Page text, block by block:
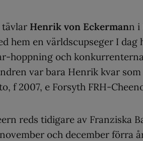
Henrik von Eckermann i
hem en världscupseger I
hoppning och
var bara Henrik kvar
f 2007, e Forsyth FRH-
reds tidigare av Franziska
och december förra